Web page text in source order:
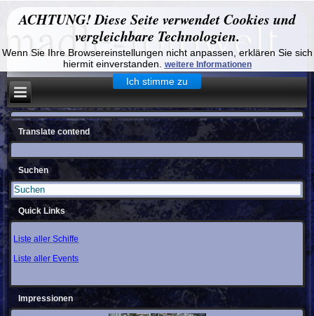
ACHTUNG! Diese Seite verwendet Cookies und
vergleichbare Technologien.
Wenn Sie Ihre Browsereinstellungen nicht anpassen, erklären Sie sich
hiermit einverstanden.
weitere Informationen
Ich stimme zu
Translate contend
Suchen
Quick Links
Liste aller Schiffe
Liste aller Events
Impressionen